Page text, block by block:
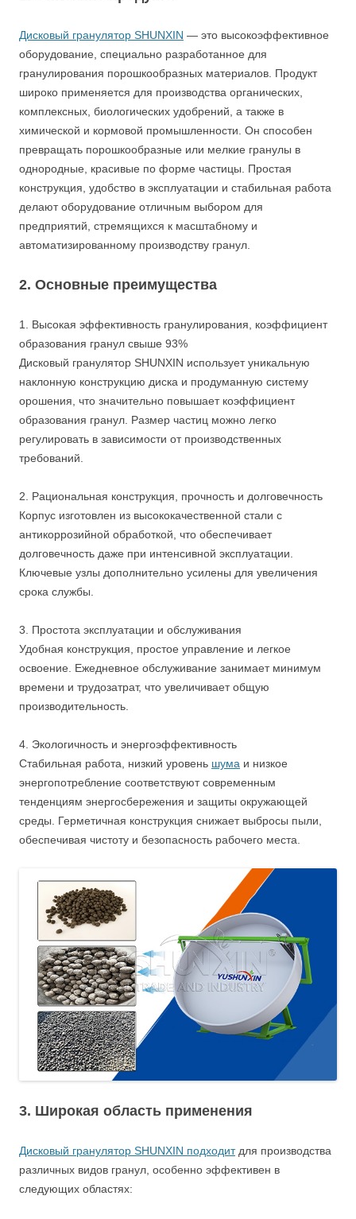
Дисковый гранулятор SHUNXIN — это высокоэффективное
оборудование, специально разработанное для
гранулирования порошкообразных материалов. Продукт
широко применяется для производства органических,
комплексных, биологических удобрений, а также в
химической и кормовой промышленности. Он способен
превращать порошкообразные или мелкие гранулы в
однородные, красивые по форме частицы. Простая
конструкция, удобство в эксплуатации и стабильная работа
делают оборудование отличным выбором для
предприятий, стремящихся к масштабному и
автоматизированному производству гранул.
2. Основные преимущества
1. Высокая эффективность гранулирования, коэффициент
образования гранул свыше 93%
Дисковый гранулятор SHUNXIN использует уникальную
наклонную конструкцию диска и продуманную систему
орошения, что значительно повышает коэффициент
образования гранул. Размер частиц можно легко
регулировать в зависимости от производственных
требований.
2. Рациональная конструкция, прочность и долговечность
Корпус изготовлен из высококачественной стали с
антикоррозийной обработкой, что обеспечивает
долговечность даже при интенсивной эксплуатации.
Ключевые узлы дополнительно усилены для увеличения
срока службы.
3. Простота эксплуатации и обслуживания
Удобная конструкция, простое управление и легкое
освоение. Ежедневное обслуживание занимает минимум
времени и трудозатрат, что увеличивает общую
производительность.
4. Экологичность и энергоэффективность
Стабильная работа, низкий уровень шума и низкое
энергопотребление соответствуют современным
тенденциям энергосбережения и защиты окружающей
среды. Герметичная конструкция снижает выбросы пыли,
обеспечивая чистоту и безопасность рабочего места.
3. Широкая область применения
Дисковый гранулятор SHUNXIN подходитдля производства
различных видов гранул, особенно эффективен в
следующих областях: